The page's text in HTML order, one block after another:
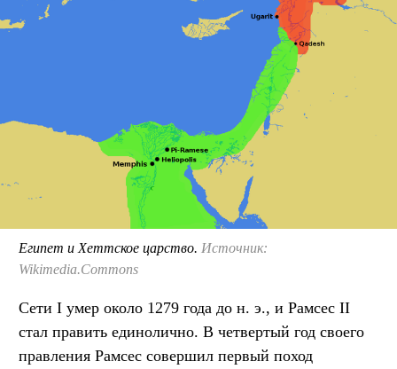
Египет и Хеттское царство. Источник:
Wikimedia.Commons
Сети I умер около 1279 года до н. э., и Рамсес II
стал править единолично. В четвертый год своего
правления Рамсес совершил первый поход